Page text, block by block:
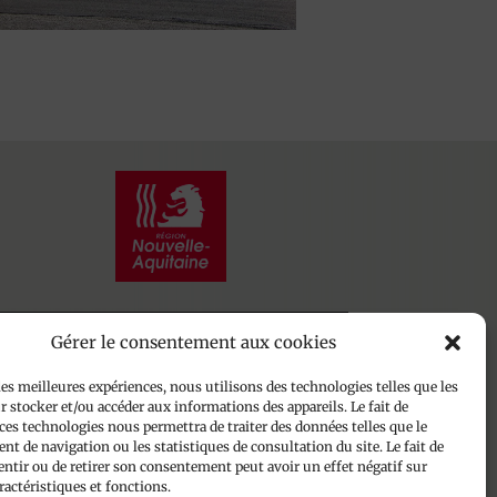
Gérer le consentement aux cookies
meilleures expériences, nous utilisons des technologies telles que les
stocker et/ou accéder aux informations des appareils. Le fait de
technologies nous permettra de traiter des données telles que le
de navigation ou les statistiques de consultation du site. Le fait de
ou de retirer son consentement peut avoir un effet négatif sur
et fonctions.
Plan du site
Mentions légales
Politique de confidentialité
Politique de cookies